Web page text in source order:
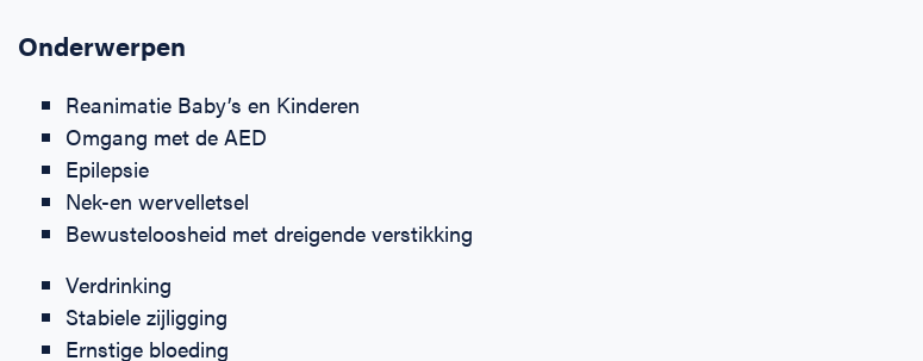
Onderwerpen
Reanimatie Baby’s en Kinderen
Omgang met de AED
Epilepsie
Nek-en wervelletsel
Bewusteloosheid met dreigende verstikking
Verdrinking
Stabiele zijligging
Ernstige bloeding